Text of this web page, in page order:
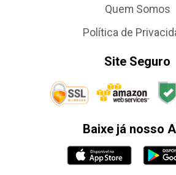
Quem Somos
Política de
Site Seguro
Baixe já nosso